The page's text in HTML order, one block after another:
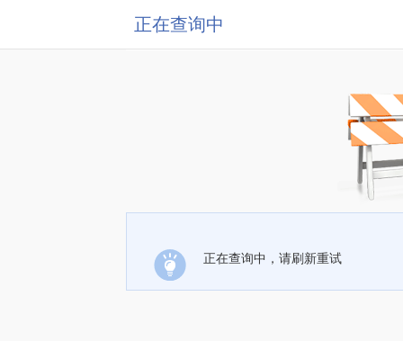
正在查询中
正在查询中，请刷新重试